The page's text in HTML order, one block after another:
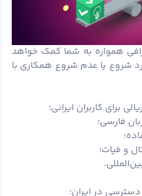
همواره به شما کمک خواهد
شروع یا عدم شروع همکاری با
برای کاربران ایرانی؛
و فیات؛